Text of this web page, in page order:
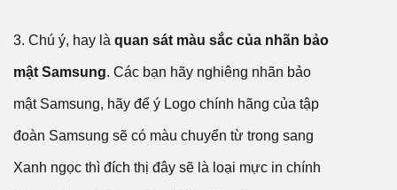
3. Chú ý, hay là quan sát màu sắc của nhãn bảo
mật Samsung. Các bạn hãy nghiêng nhãn bảo
mật Samsung, hãy để ý Logo chính hãng của tập
đoàn Samsung sẽ có màu chuyển từ trong sang
Xanh ngọc thì đích thị đây sẽ là loại mực in chính